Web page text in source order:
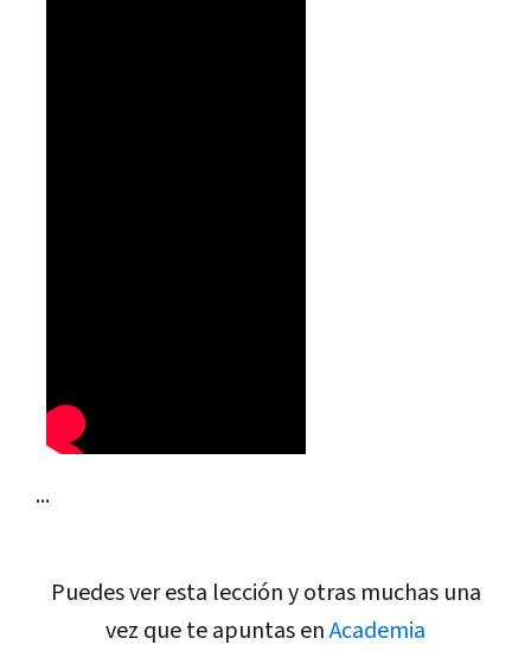
...
Puedes ver esta lección y otras muchas una
vez que te apuntas enAcademia